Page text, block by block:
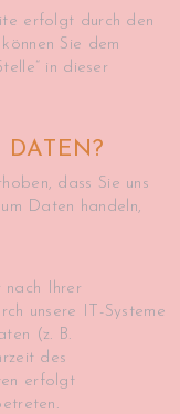
erfolgt durch den
Sie dem
in dieser
DATEN?
dass Sie uns
Daten handeln,
Ihrer
unsere IT-Systeme
(z. B.
des
erfolgt